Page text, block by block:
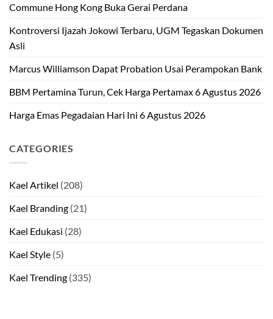
Commune Hong Kong Buka Gerai Perdana
Kontroversi Ijazah Jokowi Terbaru, UGM Tegaskan Dokumen
Asli
Marcus Williamson Dapat Probation Usai Perampokan Bank
BBM Pertamina Turun, Cek Harga Pertamax 6 Agustus 2026
Harga Emas Pegadaian Hari Ini 6 Agustus 2026
CATEGORIES
Kael Artikel (208)
Kael Branding (21)
Kael Edukasi (28)
Kael Style (5)
Kael Trending (335)